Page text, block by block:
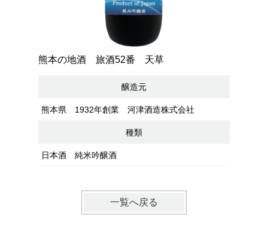
熊本の地酒 旅酒52番 天草
醸造元
熊本県 1932年創業 河津酒造株式会社
種類
日本酒 純米吟醸酒
一覧へ戻る